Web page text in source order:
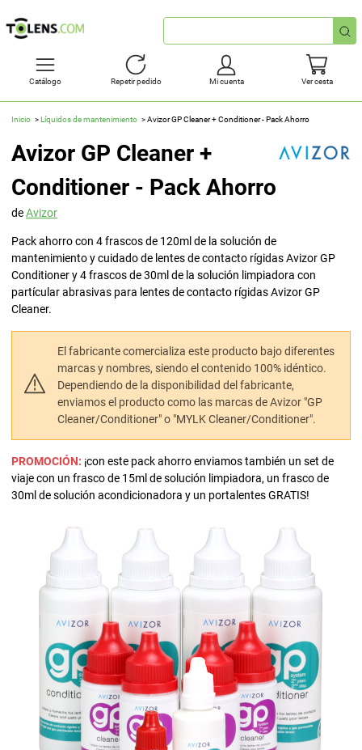
Búsqueda
rápida
Catálogo Repetir pedido Mi cuenta Ver cesta
Inicio Líquidos de mantenimiento Avizor GP Cleaner + Conditioner - Pack Ahorro
Avizor GP Cleaner +
Conditioner - Pack Ahorro
deAvizor
Pack ahorro con 4 frascos de 120ml de la solución de
mantenimiento y cuidado de lentes de contacto rígidas Avizor GP
Conditioner y 4 frascos de 30ml de la solución limpiadora con
partícular abrasivas para lentes de contacto rígidas Avizor GP
Cleaner.
El fabricante comercializa este producto bajo diferentes
marcas y nombres, siendo el contenido 100% idéntico.
Dependiendo de la disponibilidad del fabricante,
enviamos el producto como las marcas de Avizor "GP
Cleaner/Conditioner" o "MYLK Cleaner/Conditioner".
PROMOCIÓN: ¡con este pack ahorro enviamos también un set de
viaje con un frasco de 15ml de solución limpiadora, un frasco de
30ml de solución acondicionadora y un portalentes GRATIS!